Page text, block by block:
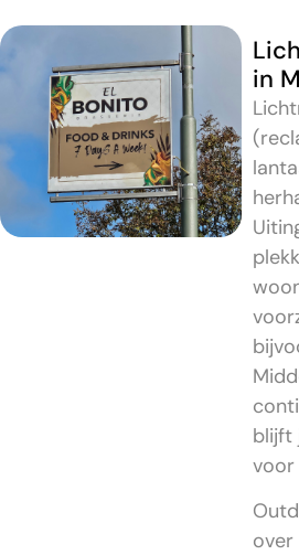
in
blijft
voor